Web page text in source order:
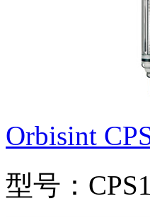
Orbisint
型号：